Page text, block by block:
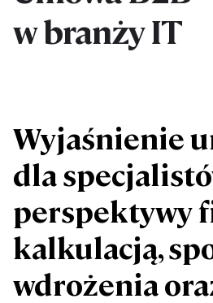
w branży IT
Wyjaśnienie
dla
perspektywy
kalkulacją,
wdrożenia